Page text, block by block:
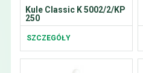
Kule Classic K 5002/2/KP
250
SZCZEGÓŁY